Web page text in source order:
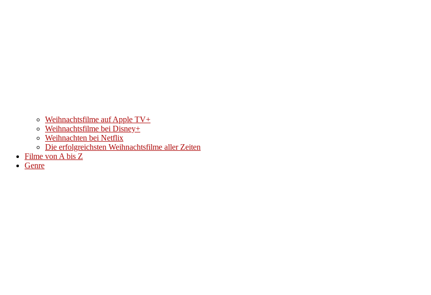
Weihnachtsfilme auf Apple TV+
Weihnachtsfilme bei Disney+
Weihnachten bei Netflix
Die erfolgreichsten Weihnachtsfilme aller Zeiten
Filme von A bis Z
Genre